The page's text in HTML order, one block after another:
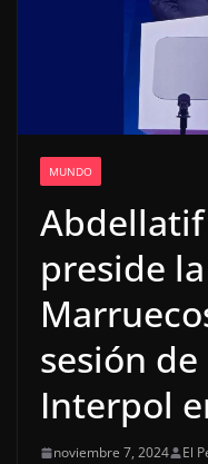
MUNDO
preside
sesión de
Interpol
noviembre 7, 2024 El